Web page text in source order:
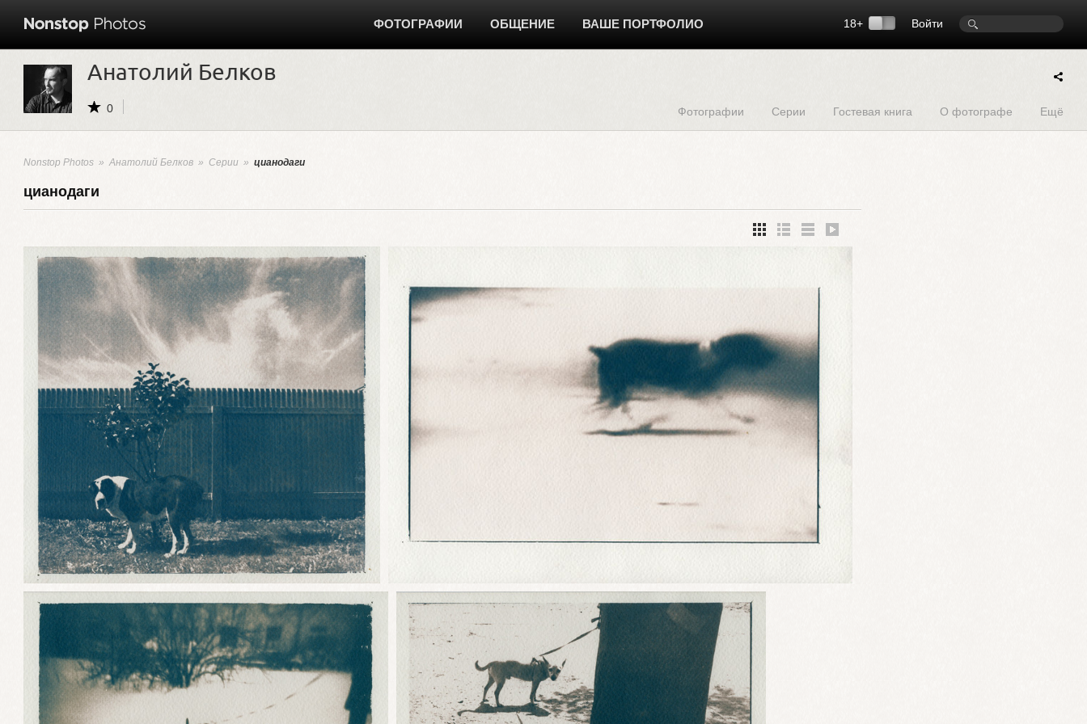
Войти
18+
ФОТОГРАФИИ ОБЩЕНИЕ ВАШЕ ПОРТФОЛИО
Анатолий Белков
0 Фотографии Серии Гостевая книга О фотографе Ещё
Nonstop Photos »Анатолий Белков » Серии » цианодаги
цианодаги